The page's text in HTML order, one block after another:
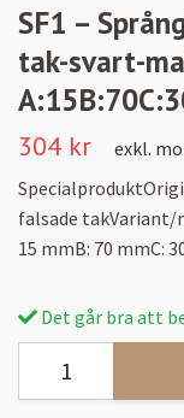
SF1 –
tak-svart-
304 kr
exkl.
falsade takVariant/
15 mmB: 70 mmC:
Det går bra att